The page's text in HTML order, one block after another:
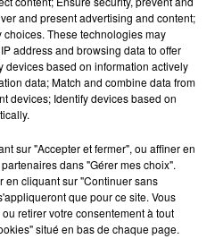
dizaines de pays en 2013.
and present advertising and content;
These technologies may
address and browsing data to offer
devices based on information actively
data; Match and combine data from
devices; Identify devices based on
sur "Accepter et fermer", ou affiner en
dans "Gérer mes choix".
en cliquant sur "Continuer sans
que pour ce site. Vous
retirer votre consentement à tout
situé en bas de chaque page.